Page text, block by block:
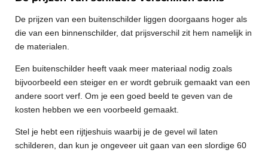
De prijzen van een buitenschilder liggen doorgaans hoger als
die van een binnenschilder, dat prijsverschil zit hem namelijk in
de materialen.
Een buitenschilder heeft vaak meer materiaal nodig zoals
bijvoorbeeld een steiger en er wordt gebruik gemaakt van een
andere soort verf. Om je een goed beeld te geven van de
kosten hebben we een voorbeeld gemaakt.
Stel je hebt een rijtjeshuis waarbij je de gevel wil laten
schilderen, dan kun je ongeveer uit gaan van een slordige 60